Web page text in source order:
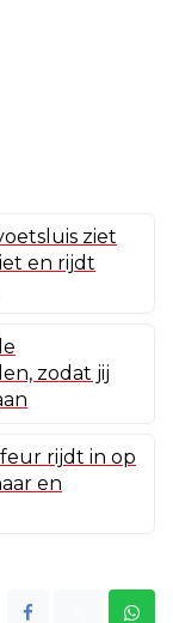
ziet
en rijdt
zodat jij
rijdt in op
en